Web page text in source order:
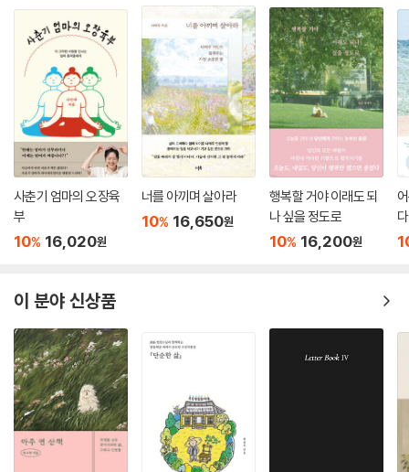
해 본다.
사춘기 엄마의 오장육
부
10% 16,020원
너를 아끼며 살아라
10% 16,650원
행복할 거야 이래도 되
나 싶을 정도로
10% 16,200원
다
이 분야 신상품